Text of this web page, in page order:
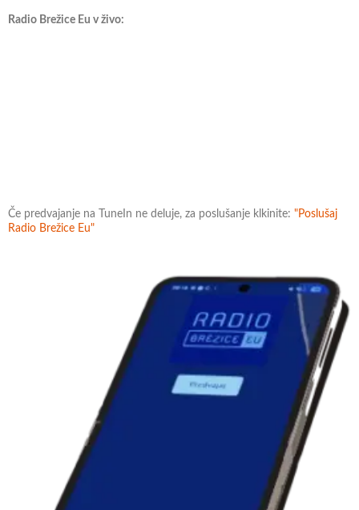
Radio Brežice Eu v živo:
Če predvajanje na TuneIn ne deluje, za poslušanje klkinite: "Poslušaj
Radio Brežice Eu"